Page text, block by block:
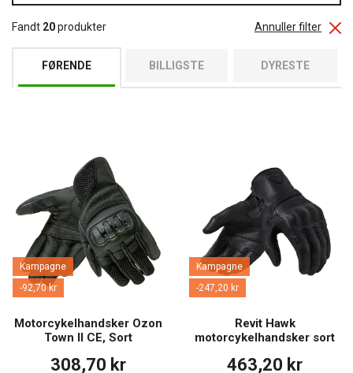
Annuller filter
Fandt 20produkter
FØRENDE BILLIGSTE DYRESTE
Kampagne
-92,70 kr
Motorcykelhandsker Ozon
Town II CE, Sort
308,70 kr
Kampagne
-247,20 kr
Revit Hawk
motorcykelhandsker sort
463,20 kr